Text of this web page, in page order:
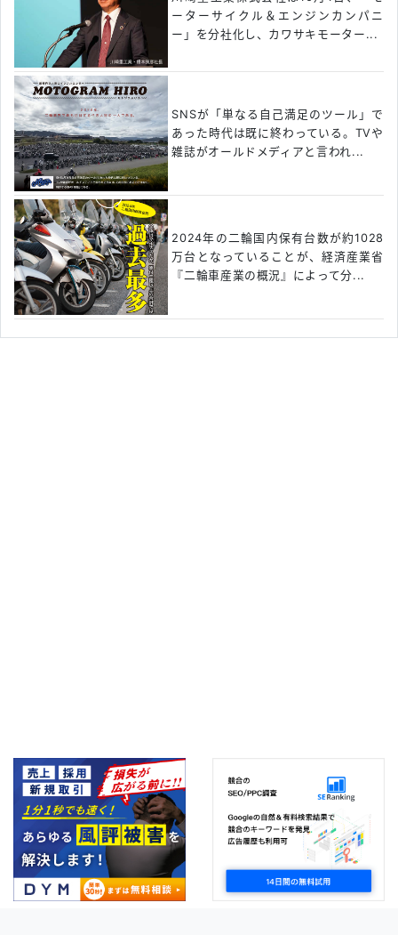
ーターサイクル＆エンジンカンパニ
ー」を分社化し、カワサキモーター...
SNSが「単なる自己満足のツール」で
あった時代は既に終わっている。TVや
雑誌がオールドメディアと言われ...
2024年の二輪国内保有台数が約1028
万台となっていることが、経済産業省
『二輪車産業の概況』によって分...